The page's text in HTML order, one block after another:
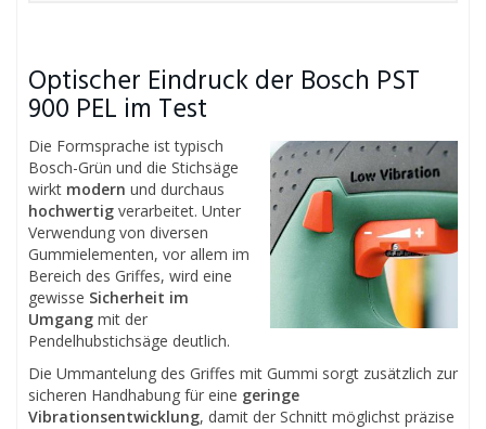
Optischer Eindruck der Bosch PST
900 PEL im Test
Die Formsprache ist typisch
Bosch-Grün und die Stichsäge
wirkt modern und durchaus
hochwertig verarbeitet. Unter
Verwendung von diversen
Gummielementen, vor allem im
Bereich des Griffes, wird eine
gewisse Sicherheit im
Umgang mit der
Pendelhubstichsäge deutlich.
Die Ummantelung des Griffes mit Gummi sorgt zusätzlich zur
sicheren Handhabung für eine geringe
Vibrationsentwicklung, damit der Schnitt möglichst präzise